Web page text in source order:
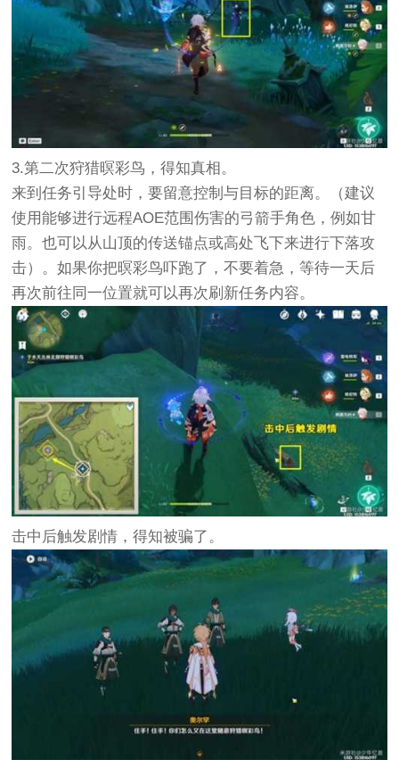
3.第二次狩猎暝彩鸟，得知真相。
来到任务引导处时，要留意控制与目标的距离。（建议
使用能够进行远程AOE范围伤害的弓箭手角色，例如甘
雨。也可以从山顶的传送锚点或高处飞下来进行下落攻
击）。如果你把暝彩鸟吓跑了，不要着急，等待一天后
再次前往同一位置就可以再次刷新任务内容。
击中后触发剧情，得知被骗了。